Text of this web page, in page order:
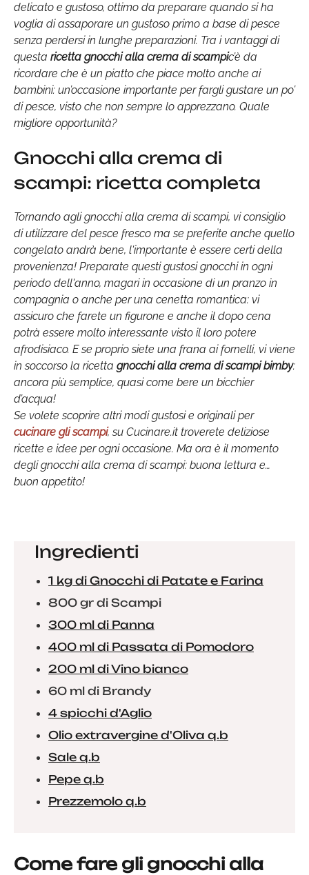
delicato e gustoso, ottimo da preparare quando si ha
voglia di assaporare un gustoso primo a base di pesce
senza perdersi in lunghe preparazioni. Tra i vantaggi di
questa ricetta gnocchi alla crema di scampic’è da
ricordare che è un piatto che piace molto anche ai
bambini: un’occasione importante per fargli gustare un po’
di pesce, visto che non sempre lo apprezzano. Quale
migliore opportunità?
Gnocchi alla crema di
scampi: ricetta completa
Tornando agli gnocchi alla crema di scampi, vi consiglio
di utilizzare del pesce fresco ma se preferite anche quello
congelato andrà bene, l'importante è essere certi della
provenienza! Preparate questi gustosi gnocchi in ogni
periodo dell'anno, magari in occasione di un pranzo in
compagnia o anche per una cenetta romantica: vi
assicuro che farete un figurone e anche il dopo cena
potrà essere molto interessante visto il loro potere
afrodisiaco. E se proprio siete una frana ai fornelli, vi viene
in soccorso la ricetta gnocchi alla crema di scampi bimby:
ancora più semplice, quasi come bere un bicchier
d’acqua!
Se volete scoprire altri modi gustosi e originali per
cucinare gli scampi, su Cucinare.it troverete deliziose
ricette e idee per ogni occasione. Ma ora è il momento
degli gnocchi alla crema di scampi: buona lettura e…
buon appetito!
Ingredienti
1 kg di Gnocchi di Patate e Farina
800 gr di Scampi
300 ml di Panna
400 ml di Passata di Pomodoro
200 ml di Vino bianco
60 ml di Brandy
4 spicchi d'Aglio
Olio extravergine d'Oliva q.b
Sale q.b
Pepe q.b
Prezzemolo q.b
Come fare gli gnocchi alla